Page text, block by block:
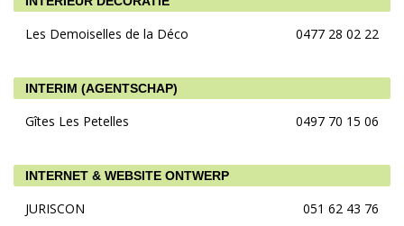
Les Demoiselles de la Déco 0477 28 02 22
INTERIM (AGENTSCHAP)
Gîtes Les Petelles 0497 70 15 06
INTERNET & WEBSITE ONTWERP
JURISCON 051 62 43 76